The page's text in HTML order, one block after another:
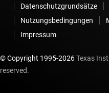
Datenschutzgrundsätze
Nutzungsbedingungen
Impressum
© Copyright 1995-2026Texas
reserved.